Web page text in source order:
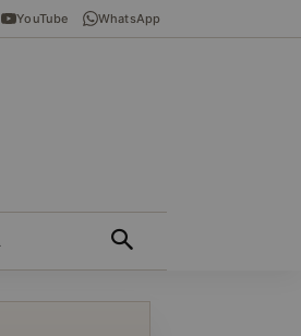
YouTube WhatsApp